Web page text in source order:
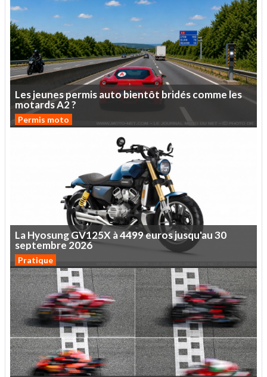
Lesjeunespermisautobientôt bridéscommeles
motardsA2?
Permis moto
LaHyosungGV125X à4499eurosjusqu'au30
septembre 2026
Pratique